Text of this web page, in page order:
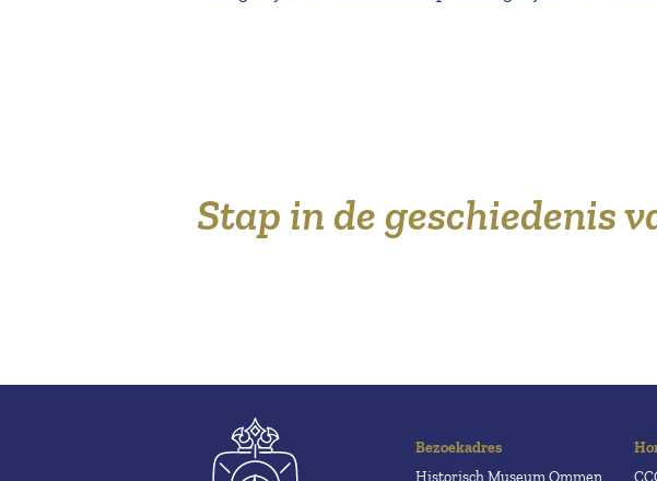
Stap in de geschiedenis
Bezoekadres
Historisch Museum Ommen